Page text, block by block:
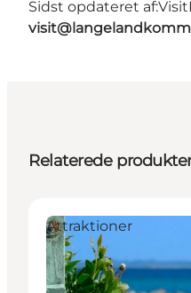
Sidst opdateret af:
Relaterede
Attraktioner